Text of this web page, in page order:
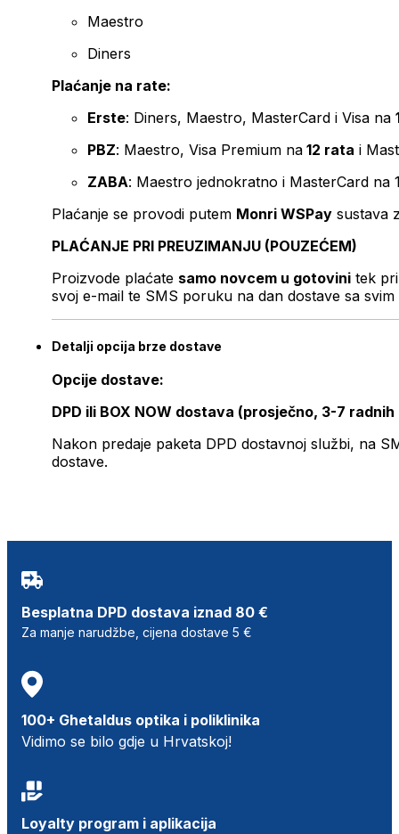
Maestro
Diners
Plaćanje na rate:
Erste: Diners, Maestro, MasterCard i Visa na
PBZ: Maestro, Visa Premium na 12 rata i
ZABA: Maestro jednokratno i MasterCard na
Plaćanje se provodi putem Monri WSPay sustava
PLAĆANJE PRI PREUZIMANJU (POUZEĆEM)
Proizvode plaćate samo novcem u gotovini tek
svoj e-mail te SMS poruku na dan dostave sa svim
Detalji opcija brze dostave
Opcije dostave:
DPD ili BOX NOW dostava (prosječno, 3-7 radnih
Nakon predaje paketa DPD dostavnoj službi, na
dostave.
Besplatna DPD dostava iznad 80 €
Za manje narudžbe, cijena dostave 5 €
100+ Ghetaldus optika i poliklinika
Vidimo se bilo gdje u Hrvatskoj!
Loyalty program i aplikacija